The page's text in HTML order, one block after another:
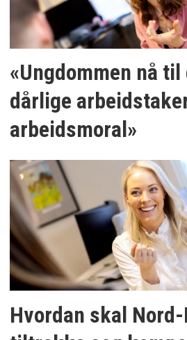
«Ungdommen nå til
dårlige
arbeidsmoral»
Hvordan skal